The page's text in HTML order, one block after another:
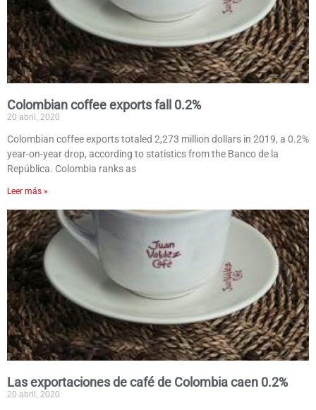
Colombian coffee exports fall 0.2%
20 abril, 2020
Colombian coffee exports totaled 2,273 million dollars in 2019, a 0.2%
year-on-year drop, according to statistics from the Banco de la
República. Colombia ranks as
Leer más »
Las exportaciones de café de Colombia caen 0.2%
20 abril, 2020